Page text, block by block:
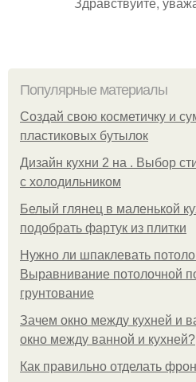
Популярные материалы
Создай свою косметичку и
пластиковых бутылок
Дизайн кухни 2 на . Выбор
с холодильником
Белый глянец в маленькой
подобрать фартук из плитки
Нужно ли шпаклевать
Выравнивание потолочной
грунтование
Зачем окно между кухней и
окно между ванной и кухней?
Как правильно отделать